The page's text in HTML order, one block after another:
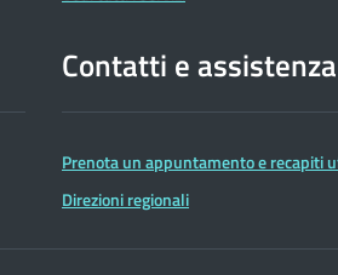
Contatti e assistenza
Prenota un appuntamento e recapiti
Direzioni regionali